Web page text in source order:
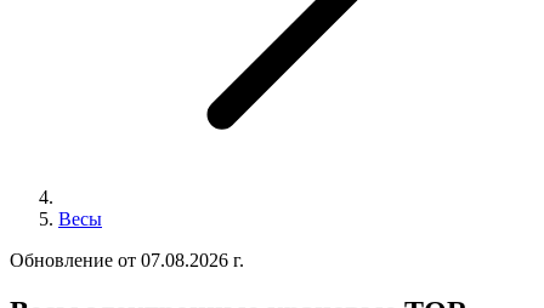
Весы
Обновление от 07.08.2026 г.